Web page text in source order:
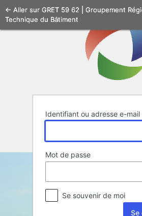
Se
connecter
Identifiant ou adresse e-mail
Mot de passe
Se souvenir de moi
← Aller sur GRET 59 62 | Groupement
Technique du Bâtiment